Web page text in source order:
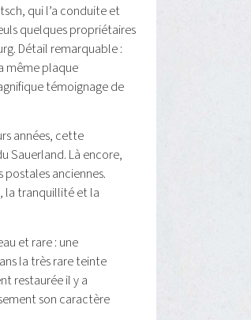
qui l’a conduite et
quelques propriétaires
Détail remarquable :
même plaque
témoignage de
années, cette
Sauerland. Là encore,
postales anciennes.
la tranquillité et la
et rare : une
la très rare teinte
restaurée il y a
son caractère